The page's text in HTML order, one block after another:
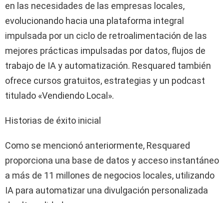
en las necesidades de las empresas locales,
evolucionando hacia una plataforma integral
impulsada por un ciclo de retroalimentación de las
mejores prácticas impulsadas por datos, flujos de
trabajo de IA y automatización. Resquared también
ofrece cursos gratuitos, estrategias y un podcast
titulado «Vendiendo Local».
Historias de éxito inicial
Como se mencionó anteriormente, Resquared
proporciona una base de datos y acceso instantáneo
a más de 11 millones de negocios locales, utilizando
IA para automatizar una divulgación personalizada